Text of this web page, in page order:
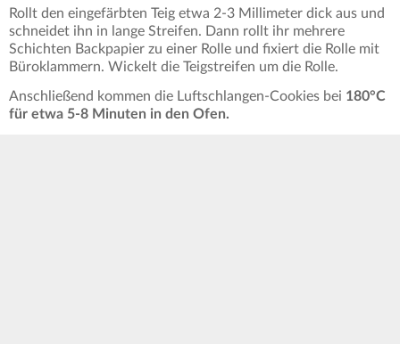
Rollt den eingefärbten Teig etwa 2-3 Millimeter dick aus und
schneidet ihn in lange Streifen. Dann rollt ihr mehrere
Schichten Backpapier zu einer Rolle und fixiert die Rolle mit
Büroklammern. Wickelt die Teigstreifen um die Rolle.
Anschließend kommen die Luftschlangen-Cookies bei 180°C
für etwa 5-8 Minuten in den Ofen.